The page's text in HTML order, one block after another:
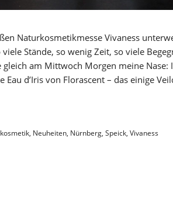
Naturkosmetikmesse Vivaness
Stände, so wenig Zeit, so viele
am Mittwoch Morgen meine Nase:
d’Iris von Florascent – das einige
, Neuheiten, Nürnberg, Speick, Vivaness